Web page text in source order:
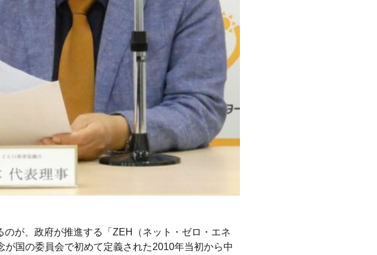
が、政府が推進する「ZEH（ネット・ゼロ・エネ
国の委員会で初めて定義された2010年当初から中